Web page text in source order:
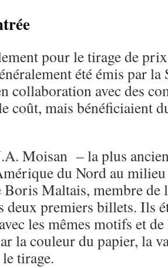
pour le tirage de
été émis par
collaboration avec des
coût, mais bénéficiaient
Moisan – la plus
du Nord au milieu
Maltais, membre de
deux premiers billets. Ils
les mêmes motifs et
la couleur du papier, la
tirage.